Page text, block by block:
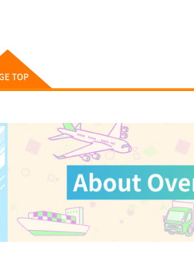
偽りのケンタ 1
サンプル 作品詳細
ひとく
講談社
792円（
サン